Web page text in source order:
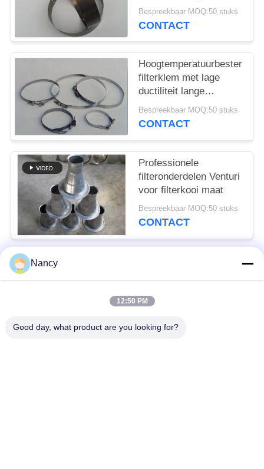
Verschillend materiaal
en grootte
Bespreekbaar MOQ:50 stuks
CONTACT
Hoogtemperatuurbestendige
filterklem met lage
ductiliteit lange
levensduur
Bespreekbaar MOQ:50 stuks
CONTACT
Professionele
filteronderdelen Venturi
voor filterkooi maat
Bespreekbaar MOQ:50 stuks
CONTACT
populaire categorieën
Nancy
12:50 PM
Good day, what product are you looking for?